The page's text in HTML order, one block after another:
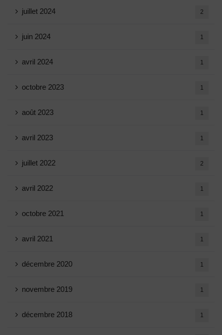
juillet 2024 2
juin 2024 1
avril 2024 1
octobre 2023 1
août 2023 1
avril 2023 1
juillet 2022 2
avril 2022 1
octobre 2021 1
avril 2021 1
décembre 2020 1
novembre 2019 1
décembre 2018 1